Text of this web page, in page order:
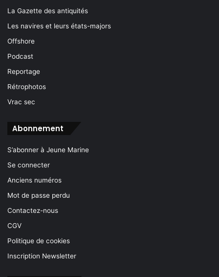
La Gazette des antiquités
Les navires et leurs états-majors
Offshore
Podcast
Reportage
Rétrophotos
Vrac sec
Abonnement
S’abonner à Jeune Marine
Se connecter
Anciens numéros
Mot de passe perdu
Contactez-nous
CGV
Politique de cookies
Inscription Newsletter